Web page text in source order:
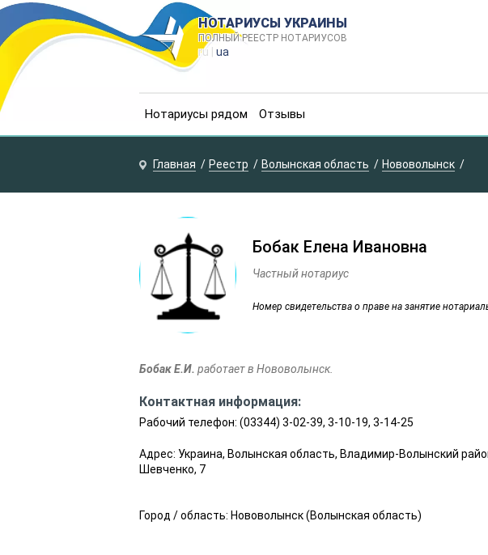
НОТАРИУСЫ УКРАИНЫ
ПОЛНЫЙ РЕЕСТР НОТАРИУСОВ
ru | ua
Нотариусы рядом Отзывы
Главная Реестр Волынская область Нововолынск
Бобак Елена Ивановна
Частный нотариус
Номер свидетельства о праве на занятие
Бобак Е.И. работает в Нововолынск.
Контактная информация:
Рабочий телефон: (03344) 3-02-39, 3-10-19, 3-14-25
Адрес: Украина, Волынская область, Владимир-Волынский
Шевченко, 7
Город / область: Нововолынск(Волынская область)